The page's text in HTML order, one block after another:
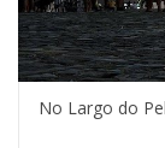
No Largo do